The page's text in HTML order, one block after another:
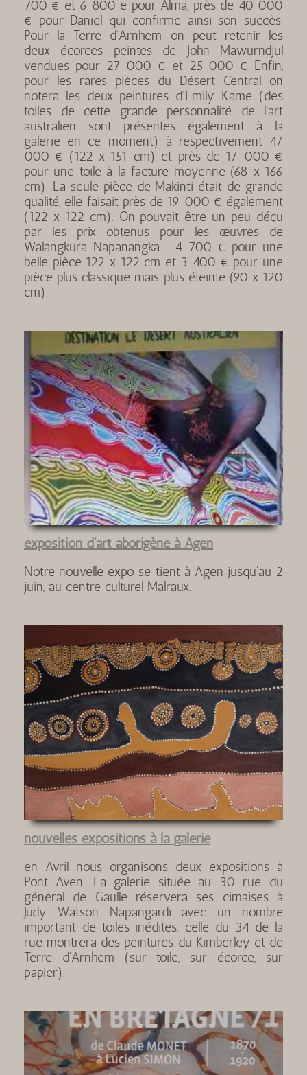
700 € et 6 800 e pour Alma, près de 40 000
€ pour Daniel qui confirme ainsi son succès.
Pour la Terre d’Arnhem on peut retenir les
deux écorces peintes de John Mawurndjul
vendues pour 27 000 € et 25 000 € Enfin,
pour les rares pièces du Désert Central on
notera les deux peintures d’Emily Kame (des
toiles de cette grande personnalité de l’art
australien sont présentes également à la
galerie en ce moment) à respectivement 47
000 € (122 x 151 cm) et près de 17 000 €
pour une toile à la facture moyenne (68 x 166
cm). La seule pièce de Makinti était de grande
qualité, elle faisait près de 19 000 € également
(122 x 122 cm). On pouvait être un peu déçu
par les prix obtenus pour les œuvres de
Walangkura Napanangka : 4 700 € pour une
belle pièce 122 x 122 cm et 3 400 € pour une
pièce plus classique mais plus éteinte (90 x 120
cm).
exposition d'art aborigène à Agen
Notre nouvelle expo se tient à Agen jusqu'au 2
juin, au centre culturel Malraux.
nouvelles expositions à la galerie
en Avril nous organisons deux expositions à
Pont-Aven. La galerie située au 30 rue du
général de Gaulle réservera ses cimaises à
Judy Watson Napangardi avec un nombre
important de toiles inédites. celle du 34 de la
rue montrera des peintures du Kimberley et de
Terre d'Arnhem (sur toile, sur écorce, sur
papier).